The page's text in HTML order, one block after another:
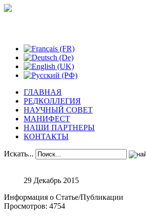
ГЛАВНАЯ
РЕДКОЛЛЕГИЯ
НАУЧНЫЙ СОВЕТ
МАНИФЕСТ
НАШИ ПАРТНЕРЫ
КОНТАКТЫ
Искать...
29 Декабрь 2015
Информация о Статье/Публикации
Просмотров: 4754